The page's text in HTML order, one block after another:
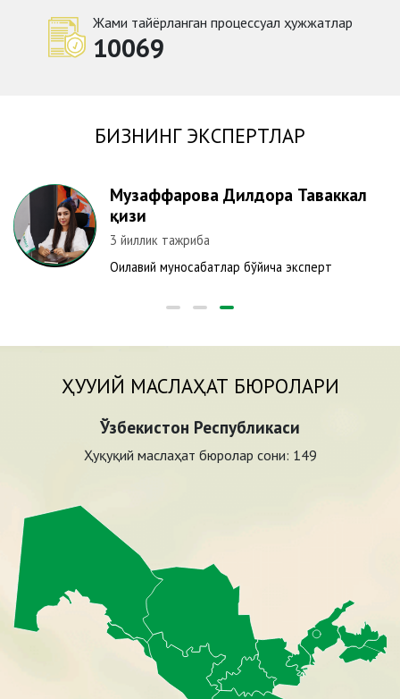
Жами тайёрланган процессуал ҳужжатлар
10069
БИЗНИНГ ЭКСПЕРТЛАР
Музаффарова Дилдора Таваккал
қизи
3 йиллик тажриба
Оилавий муносабатлар бўйича эксперт
ҲУҚУҚИЙ МАСЛАҲАТ БЮРОЛАРИ
Ўзбекистон Республикаси
Ҳуқуқий маслаҳат бюролар сони: 149